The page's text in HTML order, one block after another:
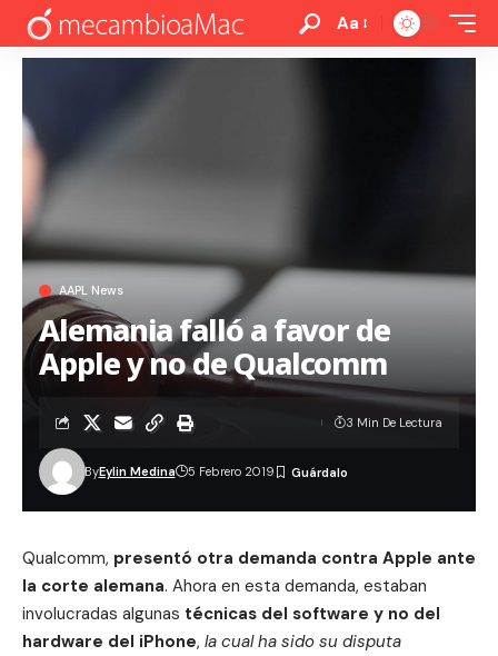
Aa
AAPL News
Alemania falló a favor de
Apple y no de Qualcomm
ByEylin Medina 5 Febrero 2019
3 Min De Lectura
Qualcomm, presentó otra demanda contra Apple ante
la corte alemana. Ahora en esta demanda, estaban
involucradas algunas técnicas del software y no del
hardware del iPhone, la cual ha sido su disputa